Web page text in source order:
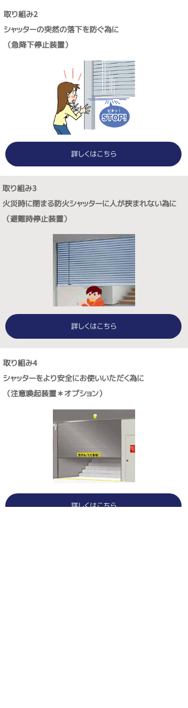
取り組み2
シャッターの突然の落下を防ぐ為に
（急降下停止装置）
詳しくはこちら
取り組み3
火災時に閉まる防火シャッターに人が挟まれない為に
（避難時停止装置）
詳しくはこちら
取り組み4
シャッターをより安全にお使いいただく為に
（注意喚起装置＊オプション）
詳しくはこちら